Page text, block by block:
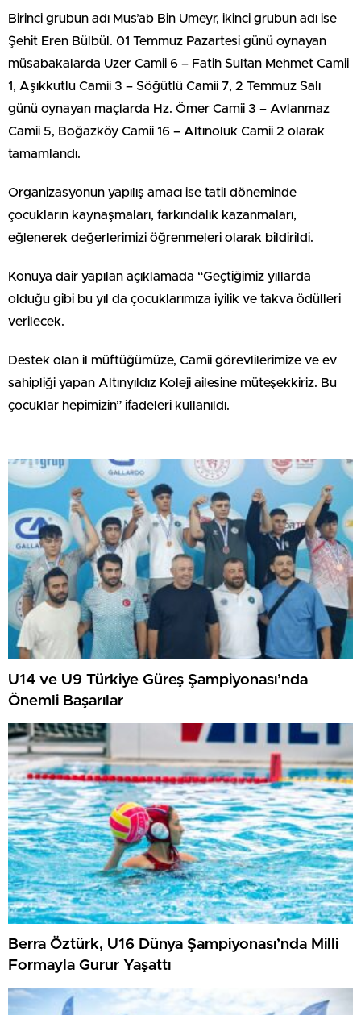
Birinci grubun adı Mus’ab Bin Umeyr, ikinci grubun adı ise
Şehit Eren Bülbül. 01 Temmuz Pazartesi günü oynayan
müsabakalarda Uzer Camii 6 – Fatih Sultan Mehmet Camii
1, Aşıkkutlu Camii 3 – Söğütlü Camii 7, 2 Temmuz Salı
günü oynayan maçlarda Hz. Ömer Camii 3 – Avlanmaz
Camii 5, Boğazköy Camii 16 – Altınoluk Camii 2 olarak
tamamlandı.
Organizasyonun yapılış amacı ise tatil döneminde
çocukların kaynaşmaları, farkındalık kazanmaları,
eğlenerek değerlerimizi öğrenmeleri olarak bildirildi.
Konuya dair yapılan açıklamada “Geçtiğimiz yıllarda
olduğu gibi bu yıl da çocuklarımıza iyilik ve takva ödülleri
verilecek.
Destek olan il müftüğümüze, Camii görevlilerimize ve ev
sahipliği yapan Altınyıldız Koleji ailesine müteşekkiriz. Bu
çocuklar hepimizin” ifadeleri kullanıldı.
U14 ve U9 Türkiye Güreş Şampiyonası’nda
Önemli Başarılar
Berra Öztürk, U16 Dünya Şampiyonası’nda Milli
Formayla Gurur Yaşattı